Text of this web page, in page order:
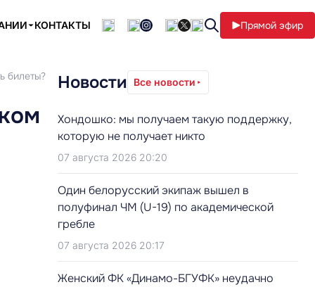
КОНТАКТЫ Прямой эфир
билеты? Новости Все новости
Хондошко: мы получаем такую поддержку,
которую не получает никто
07 августа 2026 20:20
Один белорусский экипаж вышел в
полуфинал ЧМ (U-19) по академической
гребле
07 августа 2026 20:17
Женский ФК «Динамо-БГУФК» неудачно